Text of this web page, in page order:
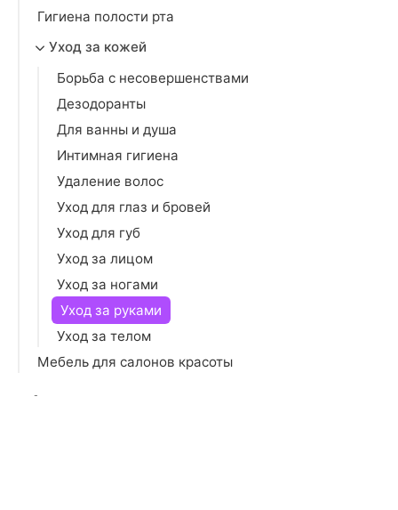
Гигиена полости рта
Уход за кожей
Борьба с несовершенствами
Дезодоранты
Для ванны и душа
Интимная гигиена
Удаление волос
Уход для глаз и бровей
Уход для губ
Уход за лицом
Уход за ногами
Уход за руками
Уход за телом
Мебель для салонов красоты
Аксессуары